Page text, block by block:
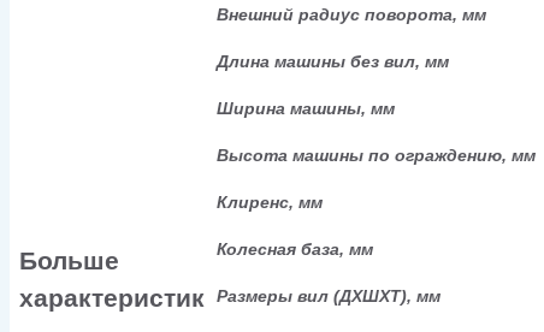
Больше
характеристик
Внешний радиус поворота, мм
Длина машины без вил, мм
Ширина машины, мм
Высота машины по ограждению, мм
Клиренс, мм
Колесная база, мм
Размеры вил (ДXШXТ), мм